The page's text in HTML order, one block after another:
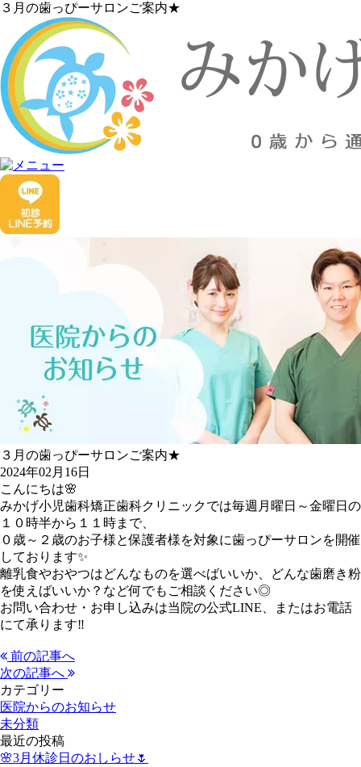
３月の歯っぴーサロンご案内★
３月の歯っぴーサロンご案内★
2024年02月16日
こんにちは🌸
みかげ小児歯科矯正歯科クリニックでは毎週月曜日～金曜日の
１０時半から１１時まで、
０歳～２歳のお子様と保護者様を対象に歯っぴーサロンを開催
しております✨
離乳食やおやつはどんなものを選べばいいか、どんな歯磨き粉
を使えばいいか？など何でもご相談ください◎
お問い合わせ・お申し込みは当院の公式LINE、またはお電話
にて承ります‼
前の記事へ
次の記事へ
カテゴリー
医院からのお知らせ
未分類
最近の投稿
🌸3月休診日のおしらせ🌷